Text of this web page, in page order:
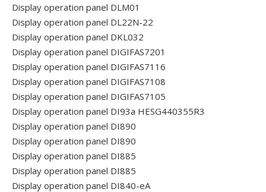
Display operation panel DLM01
Display operation panel DL22N-22
Display operation panel DKL032
Display operation panel DIGIFAS7201
Display operation panel DIGIFAS7116
Display operation panel DIGIFAS7108
Display operation panel DIGIFAS7105
Display operation panel DI93a HESG440355R3
Display operation panel DI890
Display operation panel DI890
Display operation panel DI885
Display operation panel DI885
Display operation panel DI840-eA